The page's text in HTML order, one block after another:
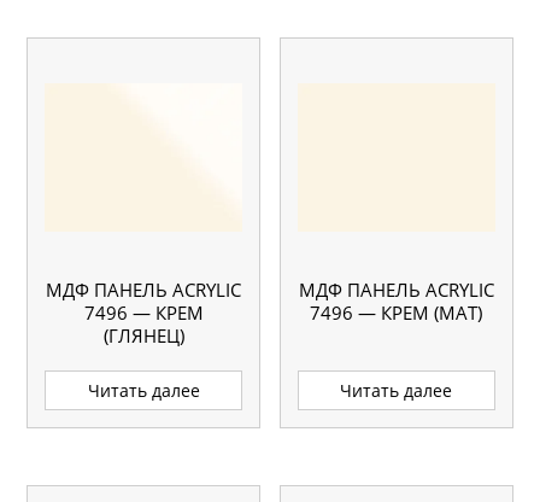
МДФ ПАНЕЛЬ ACRYLIC
7496 — КРЕМ
(ГЛЯНЕЦ)
Читать далее
МДФ ПАНЕЛЬ ACRYLIC
7496 — КРЕМ (МАТ)
Читать далее